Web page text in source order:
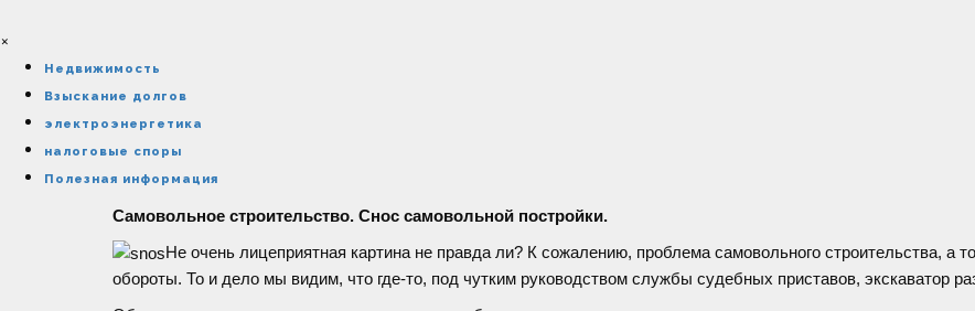
×
Недвижимость
Взыскание долгов
электроэнергетика
налоговые споры
Полезная информация
Самовольное строительство. Снос самовольной постройки.
Не очень лицеприятная картина не правда ли? К сожалению, проблема самовольного строительства, а
обороты. То и дело мы видим, что где-то, под чутким руководством службы судебных приставов, экскаватор